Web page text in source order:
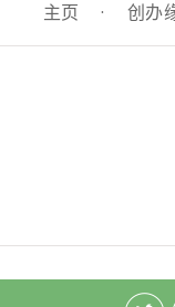
主页 · 创办